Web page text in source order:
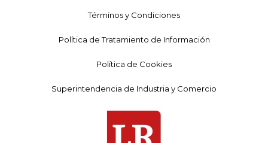
Términos y Condiciones
Política de Tratamiento de Información
Política de Cookies
Superintendencia de Industria y Comercio